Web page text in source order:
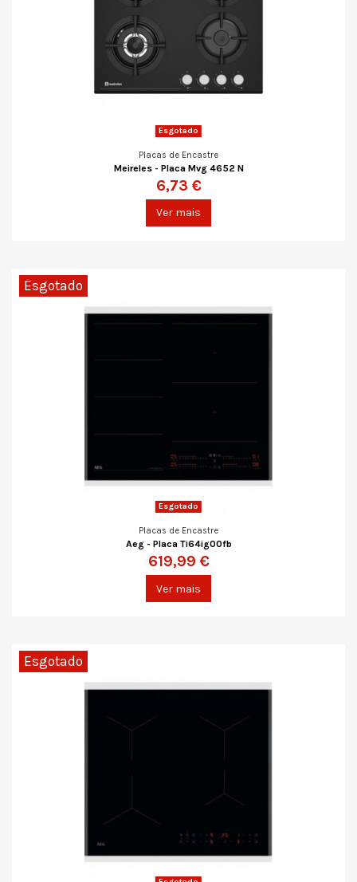
Esgotado
Placas de Encastre
Meireles - Placa Mvg 4652 N
6,73 €
Ver mais
Esgotado
Esgotado
Placas de Encastre
Aeg - Placa Ti64ig00fb
619,99 €
Ver mais
Esgotado